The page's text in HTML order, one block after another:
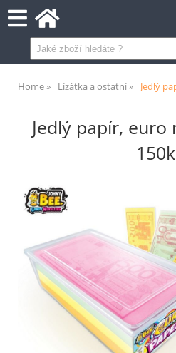
Home Lízátka a ostatní Jedlý
Jedlý papír,